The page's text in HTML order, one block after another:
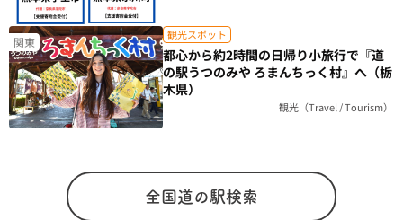
関東 観光スポット
都心から約2時間の日帰り小旅行で『道
の駅うつのみや ろまんちっく村』へ（栃
木県）
観光（Travel / Tourism）
全国道の駅検索